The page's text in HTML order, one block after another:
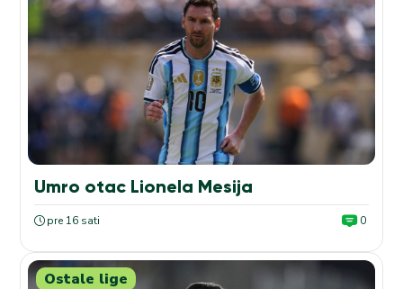
Umro otac Lionela Mesija
pre 16 sati 0
Ostale lige